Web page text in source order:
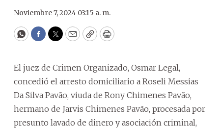
Noviembre 7, 2024 03:15 a. m.
WhatsApp
Facebook
Twitter
EmailCopyPrint
El juez de Crimen Organizado, Osmar Legal,
concedió el arresto domiciliario a Roseli Messias
Da Silva Pavão, viuda de Rony Chimenes Pavão,
hermano de Jarvis Chimenes Pavão, procesada por
presunto lavado de dinero y asociación criminal,